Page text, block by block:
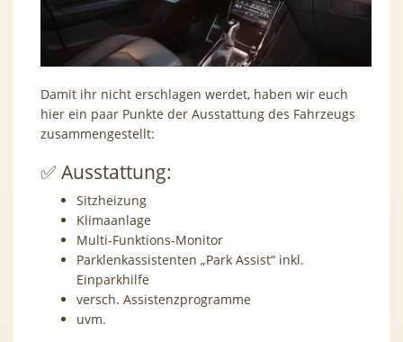
Damit ihr nicht erschlagen werdet, haben wir euch
hier ein paar Punkte der Ausstattung des Fahrzeugs
zusammengestellt:
✅ Ausstattung:
Sitzheizung
Klimaanlage
Multi-Funktions-Monitor
Parklenkassistenten „Park Assist“ inkl.
Einparkhilfe
versch. Assistenzprogramme
uvm.